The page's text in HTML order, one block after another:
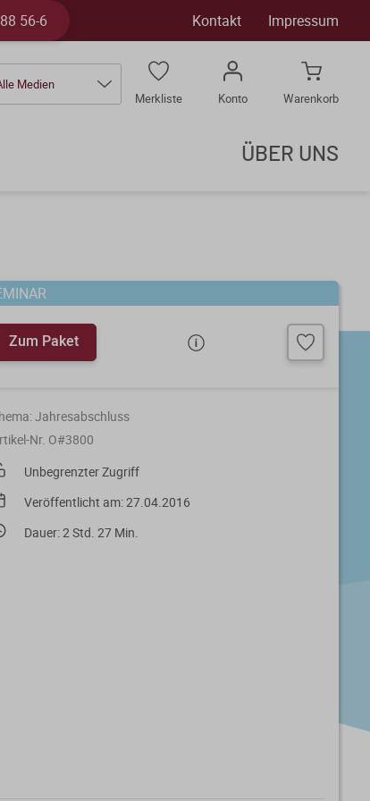
56-6 Kontakt Impressum
Medien
Merkliste
Konto Warenkorb
ÜBER UNS
Zum Paket
Jahresabschluss
Nr. O#3800
Unbegrenzter Zugriff
Veröffentlicht am: 27.04.2016
Dauer: 2 Std. 27 Min.